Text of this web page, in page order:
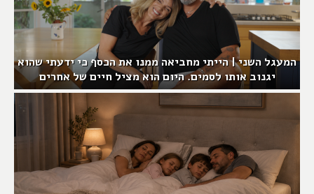
המעגל השני | הייתי מחביאה ממנו את הכסף כי ידעתי שהוא
יגנוב אותו לסמים. היום הוא מציל חיים של אחרים